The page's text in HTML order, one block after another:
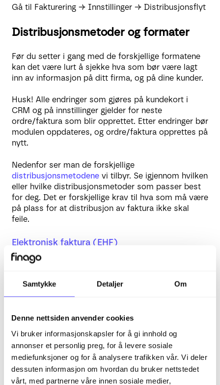
Samtykke Detaljer Om
Denne nettsiden anvender cookies
Vi bruker informasjonskapsler for å gi innhold og
annonser et personlig preg, for å levere sosiale
mediefunksjoner og for å analysere trafikken vår. Vi deler
dessuten informasjon om hvordan du bruker nettstedet
vårt, med partnerne våre innen sosiale medier,
Gå til Fakturering → Innstillinger → Distribusjonsflyt
Distribusjonsmetoder og formater
Før du setter i gang med de forskjellige formatene
kan det være lurt å sjekke hva som bør være lagt
inn av informasjon på ditt firma, og på dine kunder.
Husk! Alle endringer som gjøres på kundekort i
CRM og på innstillinger gjelder for neste
ordre/faktura som blir opprettet. Etter endringer bør
modulen oppdateres, og ordre/faktura opprettes på
nytt.
Nedenfor ser man de forskjellige
distribusjonsmetodene vi tilbyr. Se igjennom hvilken
eller hvilke distribusjonsmetoder som passer best
for deg. Det er forskjellige krav til hva som må være
på plass for at distribusjon av faktura ikke skal
feile.
Elektronisk faktura (EHF)
E-post
CloudPrint
AutoPost
eFaktura
Avtalegiro